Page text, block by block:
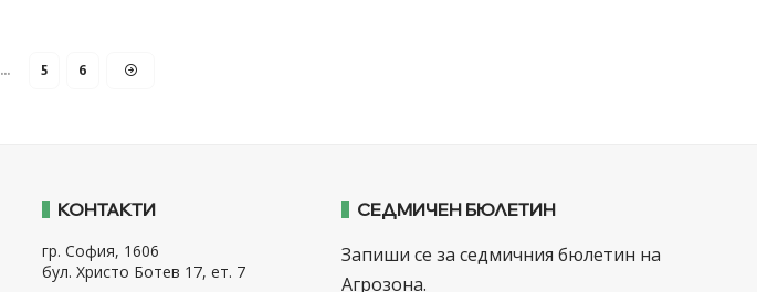
… 5 6
КОНТАКТИ
гр. София, 1606
бул. Христо Ботев 17, ет. 7
СЕДМИЧЕН БЮЛЕТИН
Запиши се за седмичния бюлетин на
Агрозона.